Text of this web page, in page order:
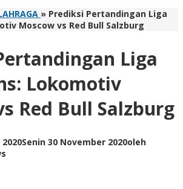
» Prediksi Pertandingan Liga
Moscow vs Red Bull Salzburg
Liga
Lokomotiv
Red Bull Salzburg
Senin 30 November 2020oleh